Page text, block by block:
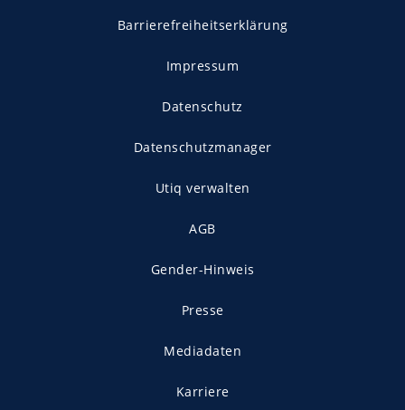
Barrierefreiheitserklärung
Impressum
Datenschutz
Datenschutzmanager
Utiq verwalten
AGB
Gender-Hinweis
Presse
Mediadaten
Karriere